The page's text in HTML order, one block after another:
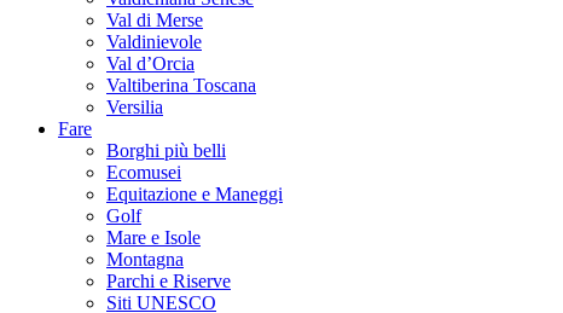
Val di Merse
Valdinievole
Val d’Orcia
Valtiberina Toscana
Versilia
Fare
Borghi più belli
Ecomusei
Equitazione e Maneggi
Golf
Mare e Isole
Montagna
Parchi e Riserve
Siti UNESCO